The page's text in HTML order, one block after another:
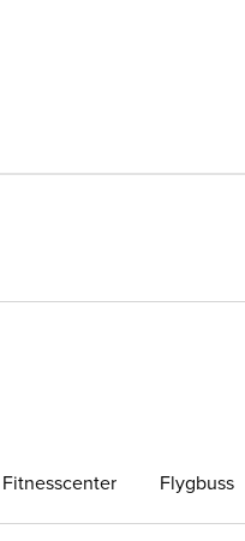
Fitnesscenter Flygbuss